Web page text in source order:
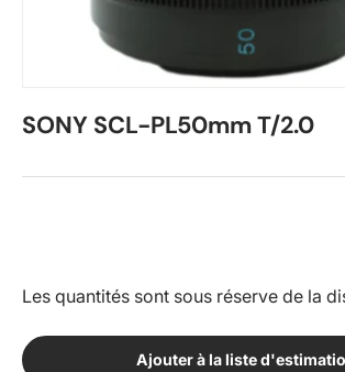
SONY SCL-PL50mm T/2.0
Les quantités sont sous réserve de la
Ajouter à la liste